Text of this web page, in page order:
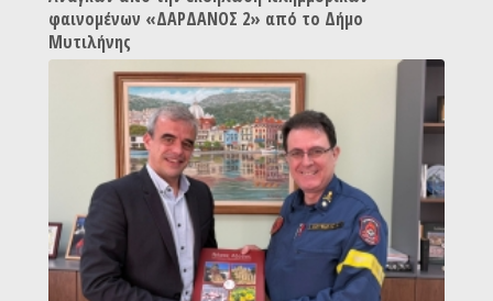
φαινομένων «ΔΑΡΔΑΝΟΣ 2» από το Δήμο
Μυτιλήνης